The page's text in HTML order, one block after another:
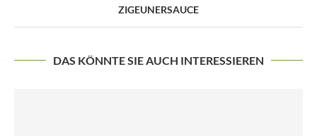
ZIGEUNERSAUCE
DAS KÖNNTE SIE AUCH INTERESSIEREN